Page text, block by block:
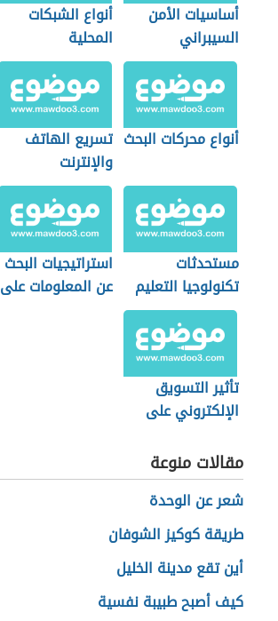
أساسيات الأمن
السيبراني
أنواع الشبكات
المحلية
أنواع محركات البحث تسريع الهاتف
والإنترنت
مستحدثات
تكنولوجيا التعليم
في عصر
المعلوماتية
استراتيجيات البحث
عن المعلومات على
تأثير التسويق
الإلكتروني على
مقالات منوعة
شعر عن الوحدة
طريقة كوكيز الشوفان
أين تقع مدينة الخليل
كيف أصبح طبيبة نفسية